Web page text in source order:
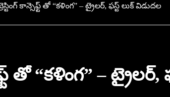
కాన్సెఫ్ట్ తో “కళింగ” – ట్రైలర్, ఫస్ట్ లుక్ విడుదల
తో “కళింగ” – ట్రైలర్,